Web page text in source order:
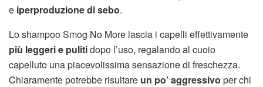
e iperproduzione di sebo.
Lo shampoo Smog No More lascia i capelli effettivamente
più leggeri e pulitidopo l’uso, regalando al cuoio
capelluto una piacevolissima sensazione di freschezza.
Chiaramente potrebbe risultare un po’ aggressivo per chi